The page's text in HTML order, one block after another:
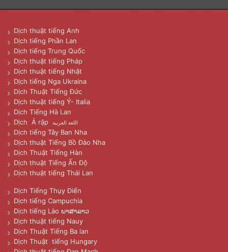
Dịch thuật tiếng Anh
Dịch tiếng Phần Lan
Dịch tiếng Trung Quốc
Dịch thuật tiếng Pháp
Dịch thuật tiếng Nhật
Dịch tiếng Nga Ukraina
Dịch Thuật Tiếng Đức
Dịch thuật tiếng Ý- Italia
Dịch Tiếng Hà Lan
Dịch Ả rập
اللغة العربية
Dịch tiếng Tây Ban Nha
Dịch thuật Tiếng Bồ Đào Nha
Dịch Thuật Tiếng Hàn
Dịch thuật Tiếng Ấn Độ
Dịch thuật tiếng Thái Lan
Dịch Tiếng Thụy Điển
Dịch tiếng Campuchia
Dịch tiếng Lào ພາສາລາວ
Dịch thuật tiếng Nauy
Dịch Thuật Tiếng Ba lan
Dịch Thuật tiếng Hungary